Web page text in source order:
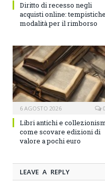
Diritto di recesso negli
acquisti online:
modalità per il rimborso
6 AGOSTO 2026 0
Libri antichi e
come scovare edizioni di
valore a pochi euro
LEAVE A REPLY